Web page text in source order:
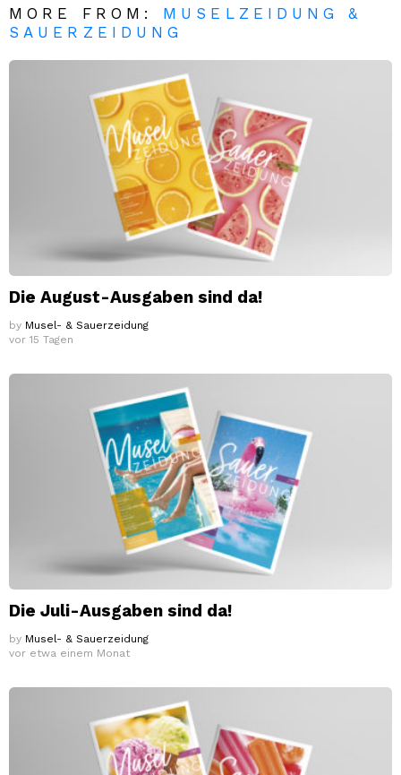
MORE FROM: MUSELZEIDUNG &
SAUERZEIDUNG
Die August-Ausgaben sind da!
by Musel- & Sauerzeidung
vor 15 Tagen
Die Juli-Ausgaben sind da!
by Musel- & Sauerzeidung
vor etwa einem Monat